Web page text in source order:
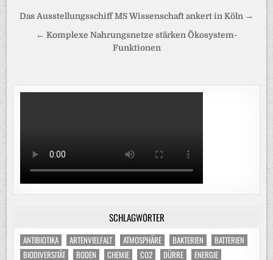
Beitragsnavigation
Das Ausstellungsschiff MS Wissenschaft ankert in Köln →
← Komplexe Nahrungsnetze stärken Ökosystem-
Funktionen
SCHLAGWÖRTER
ANTIBIOTIKA ARTENVIELFALT ATMOSPHÄRE BAKTERIEN
BATTERIEN
BIODIVERSITÄT
BODEN CHEMIE CO2 DÜRRE ENERGIE